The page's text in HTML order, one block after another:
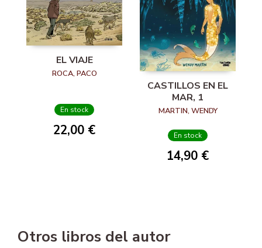
EL VIAJE
ROCA, PACO
En stock
22,00 €
CASTILLOS EN EL
MAR, 1
MARTIN, WENDY
En stock
14,90 €
Otros libros del autor